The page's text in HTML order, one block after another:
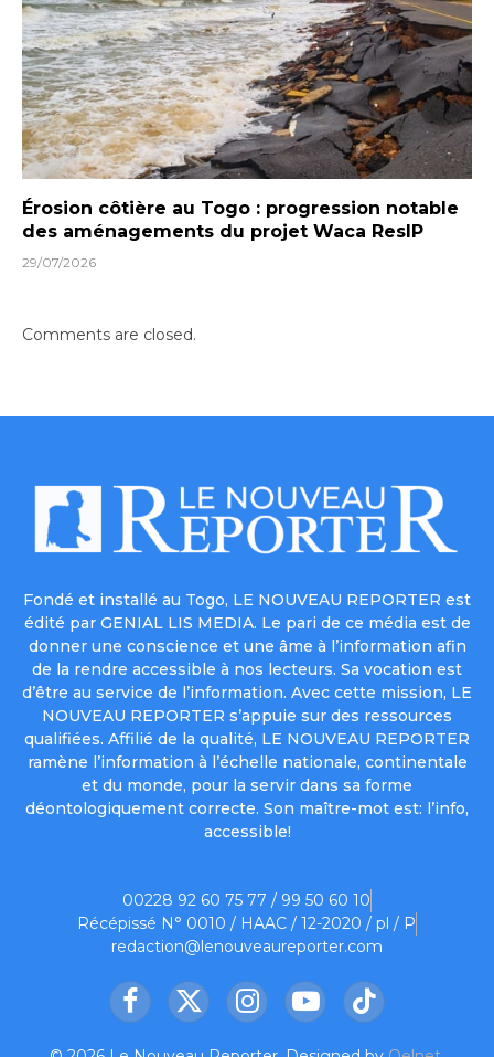
Érosion côtière au Togo : progression notable
des aménagements du projet Waca ResIP
29/07/2026
Comments are closed.
Fondé et installé au Togo, LE NOUVEAU REPORTER est
édité par GENIAL LIS MEDIA. Le pari de ce média est de
donner une conscience et une âme à l’information afin
de la rendre accessible à nos lecteurs. Sa vocation est
d’être au service de l’information. Avec cette mission, LE
NOUVEAU REPORTER s’appuie sur des ressources
qualifiées. Affilié de la qualité, LE NOUVEAU REPORTER
ramène l’information à l’échelle nationale, continentale
et du monde, pour la servir dans sa forme
déontologiquement correcte. Son maître-mot est: l’info,
accessible!
00228 92 60 75 77 / 99 50 60 10
Récépissé N° 0010 / HAAC / 12-2020 / pl / P
redaction@lenouveaureporter.com
Facebook
X
InstagramYouTubeTikTok